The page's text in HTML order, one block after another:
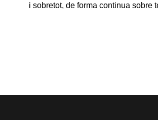
i sobretot, de forma continua sobre